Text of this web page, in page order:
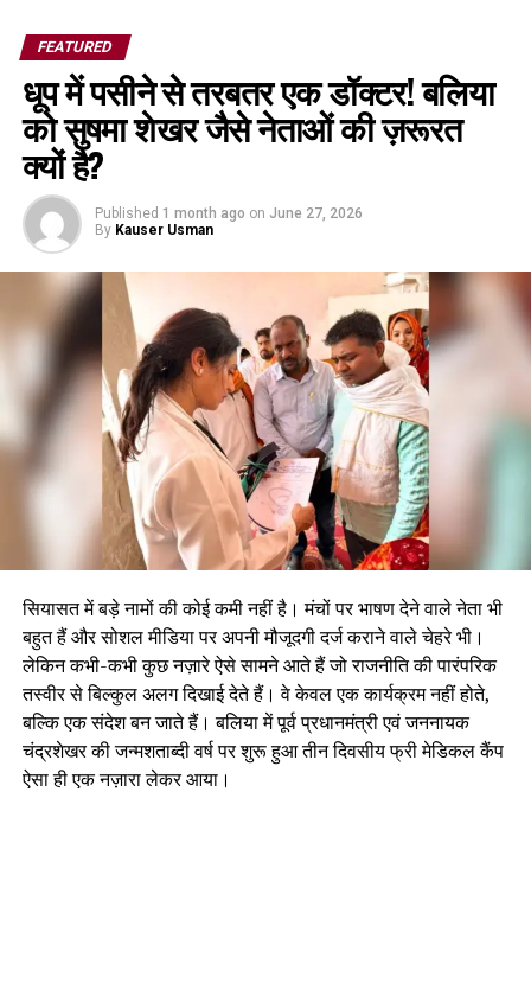
FEATURED
धूप में पसीने से तरबतर एक डॉक्टर! बलिया
को सुषमा शेखर जैसे नेताओं की ज़रूरत
क्यों है?
Published 1 month ago on June 27, 2026
By Kauser Usman
सियासत में बड़े नामों की कोई कमी नहीं है। मंचों पर भाषण देने वाले नेता भी
बहुत हैं और सोशल मीडिया पर अपनी मौजूदगी दर्ज कराने वाले चेहरे भी।
लेकिन कभी-कभी कुछ नज़ारे ऐसे सामने आते हैं जो राजनीति की पारंपरिक
तस्वीर से बिल्कुल अलग दिखाई देते हैं। वे केवल एक कार्यक्रम नहीं होते,
बल्कि एक संदेश बन जाते हैं। बलिया में पूर्व प्रधानमंत्री एवं जननायक
चंद्रशेखर की जन्मशताब्दी वर्ष पर शुरू हुआ तीन दिवसीय फ्री मेडिकल कैंप
ऐसा ही एक नज़ारा लेकर आया।